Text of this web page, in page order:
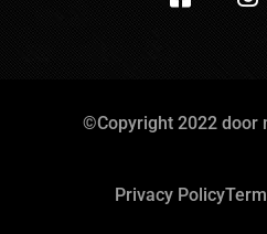
©Copyright 2022 door
Privacy Policy